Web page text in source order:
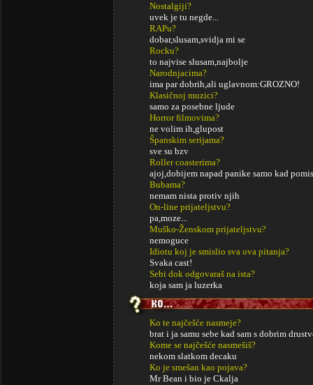
Nostalgiji?
uvek je tu negde...
RAPu?
dobar,slusam,svidja mi se
Rocku?
to najvise slusam,najbolje
Narodnjacima?
ima par dobrih,ali uglavnom:GROZNO!
Klasičnoj muzici?
samo za posebne ljude
Horror filmovima?
ne volim ih,glupost
Španskim serijama?
sve su bzv
Roller coasterima?
ajoj,dobijem napad panike samo kad
Bubama?
nemam nista protiv njih
On-line prijateljstvu?
pa,moze...
Muško-Ženskom prijateljstvu?
nemoguce
Idiotu koj je smislio sva ova pitanja?
Svaka cast!
Sebi dok odgovaraš na ista?
koja sam ja luzerka
Ko te najčešće nasmeje?
brat i ja samu sebe kad sam s dobrim
Kome se najčešće nasmešiš?
nekom slatkom decaku
Ko je smešan kao pojava?
Mr Bean i bio je Ckalja